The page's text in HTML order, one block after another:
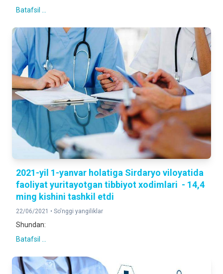
Batafsil ...
2021-yil 1-yanvar holatiga Sirdaryo viloyatida
faoliyat yuritayotgan tibbiyot xodimlari - 14,4
ming kishini tashkil etdi
22/06/2021 • So'nggi yangiliklar
Shundan:
Batafsil ...